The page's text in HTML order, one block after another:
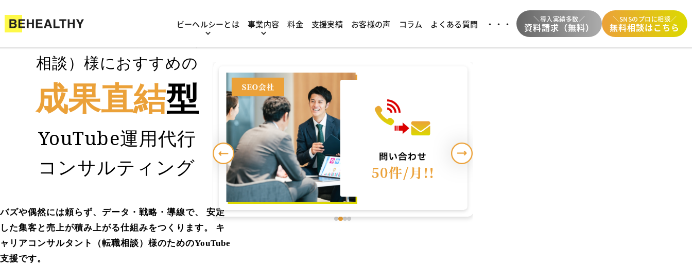
ビーヘルシーとは 事業内容 料金 支援実績 お客様の声 コラム よくある質問 ・・・ ＼導入実績多数／
資料請求（無料）
＼SNSのプロに相談／
無料相談はこちら
キャリアコンサルタント（転職
相談）様におすすめの
成果直結型
YouTube運用代行
コンサルティング
バズや偶然には頼らず、データ・戦略・導線で、 安定
した集客と売上が積み上がる仕組みをつくります。 キ
ャリアコンサルタント（転職相談）様のためのYouTube
支援です。
成果が出ている企業様、急増中